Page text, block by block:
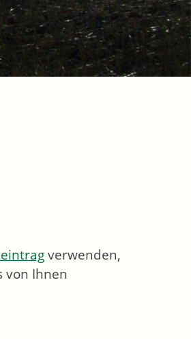
verwenden,
von Ihnen